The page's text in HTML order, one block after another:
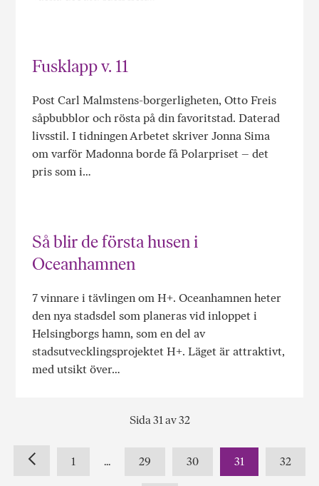
Fusklapp v. 11
Post Carl Malmstens-borgerligheten, Otto Freis
såpbubblor och rösta på din favoritstad. Daterad
livsstil. I tidningen Arbetet skriver Jonna Sima
om varför Madonna borde få Polarpriset – det
pris som i…
Så blir de första husen i
Oceanhamnen
7 vinnare i tävlingen om H+. Oceanhamnen heter
den nya stadsdel som planeras vid inloppet i
Helsingborgs hamn, som en del av
stadsutvecklingsprojektet H+. Läget är attraktivt,
med utsikt över…
Sida 31 av 32
1 ... 29 30 31 32